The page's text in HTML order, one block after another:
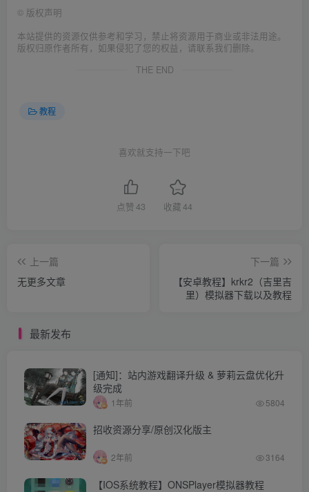
© 版权声明
本站提供的资源仅供参考和学习，禁止将资源用于商业或非法用途。
版权归原作者所有，如果侵犯了您的权益，请联系我们删除。
THE END
教程
喜欢就支持一下吧
点赞43 收藏44
上一篇
无更多文章
下一篇
【安卓教程】krkr2（吉里吉
里）模拟器下载以及教程
最新发布
[通知]：站内游戏翻译升级 & 萝莉云盘优化升
级完成
1年前 5804
招收资源分享/原创汉化版主
2年前 3164
【IOS系统教程】ONSPlayer模拟器教程